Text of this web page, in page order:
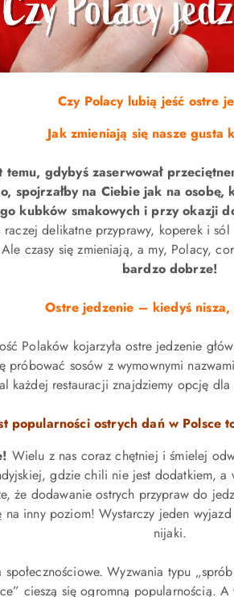
Czy Polacy lubią jeść ostre
Jak zmieniają się nasze gusta
temu, gdybyś zaserwował
spojrzałby na Ciebie jak na osobę,
kubków smakowych i przy okazji
delikatne przyprawy, koperek i
czasy się zmieniają, a my, Polacy,
bardzo dobrze!
Ostre jedzenie – kiedyś
Polaków kojarzyła ostre jedzenie
próbować sosów z wymownymi
każdej restauracji znajdziemy opcję
popularności ostrych dań w Polsce
Wielu z nas coraz chętniej i śmielej
gdzie chili nie jest dodatkiem,
że dodawanie ostrych przypraw do
inny poziom! Wystarczy jeden
nijaki.
Wyzwania typu
cieszą się ogromną popularnością.